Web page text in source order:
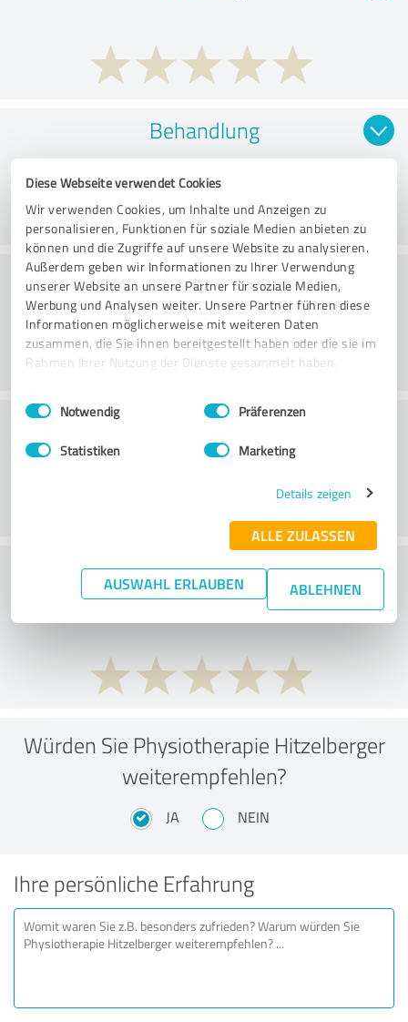
Diese Webseite verwendet Cookies
Wir verwenden Cookies, um Inhalte und Anzeigen zu
personalisieren, Funktionen für soziale Medien anbieten zu
können und die Zugriffe auf unsere Website zu analysieren.
Außerdem geben wir Informationen zu Ihrer Verwendung
unserer Website an unsere Partner für soziale Medien,
Werbung und Analysen weiter. Unsere Partner führen diese
Informationen möglicherweise mit weiteren Daten
zusammen, die Sie ihnen bereitgestellt haben oder die sie im
Rahmen Ihrer Nutzung der Dienste gesammelt haben.
Impressum Datenschutzbestimmungen
Einwilligungsauswahl
Notwendig Präferenzen
Statistiken Marketing
Details zeigen
ALLE ZULASSEN
AUSWAHL ERLAUBEN ABLEHNEN
Behandlung
Praxis
Service
Wie beurteilen Sie Ihr
Aufwand-/Nutzenverhältnis?
Würden Sie Physiotherapie Hitzelberger
weiterempfehlen?
JA NEIN
Ihre persönliche Erfahrung